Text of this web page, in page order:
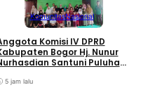
KomunitasNasional
Komisi IV DPRD
Bogor Hj. Nunur
Santuni Puluhan
5 jam lalu